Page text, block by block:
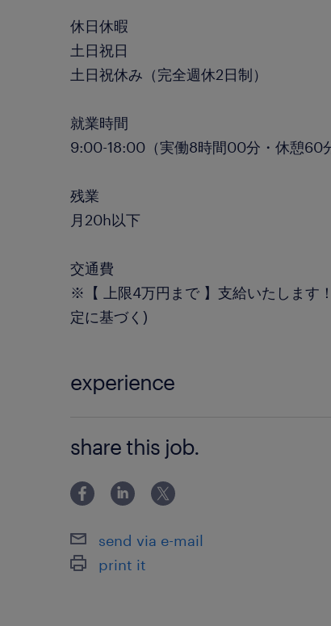
休日休暇
土日祝日
土日祝休み（完全週休2日制）
就業時間
9:00-18:00（実働8時間00分・休憩60
残業
月20h以下
交通費
※【 上限4万円まで 】支給いたします
定に基づく)
experience
ん！) ◆LPIC、LinuCなどのIT資格をお持
share this job.
send via e-mail
print it